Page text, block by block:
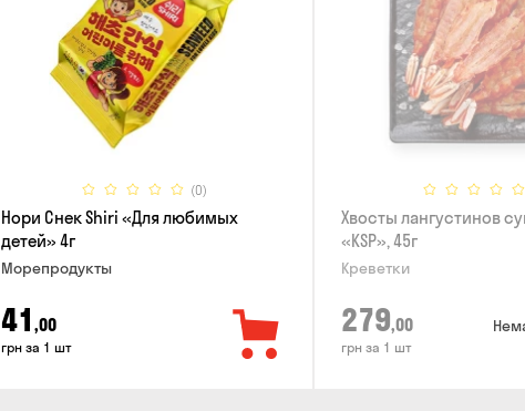
(0)
Нори Снек Shiri «Для любимых
детей» 4г
Морепродукты
41 ,00
грн за 1 шт
Хвосты лангустинов
«KSP», 45г
Креветки
279,00
грн за 1 шт